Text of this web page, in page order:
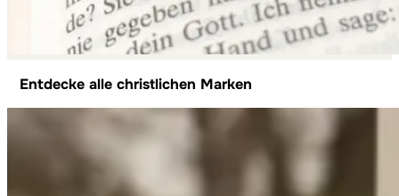
Entdecke alle christlichen Marken